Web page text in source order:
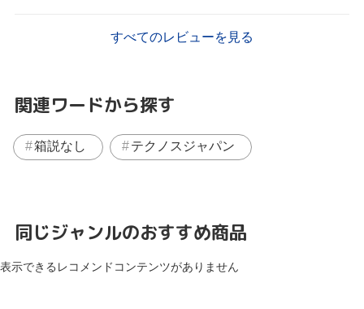
すべてのレビューを見る
関連ワードから探す
箱説なし テクノスジャパン
同じジャンルのおすすめ商品
表示できるレコメンドコンテンツがありません